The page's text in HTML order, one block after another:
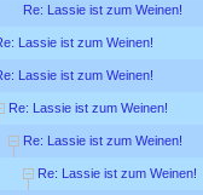
Re: Lassie ist zum Weinen!
Lassie ist zum Weinen!
Lassie ist zum Weinen!
Re: Lassie ist zum Weinen!
Re: Lassie ist zum Weinen!
Re: Lassie ist zum Weinen!